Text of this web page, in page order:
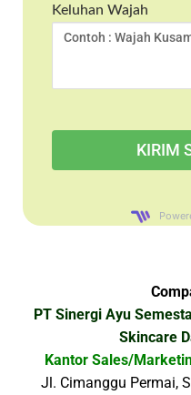
Keluhan Wajah
PT Sinergi Ayu
Skincare
Kantor Sales/
Jl. Cimanggu Permai,